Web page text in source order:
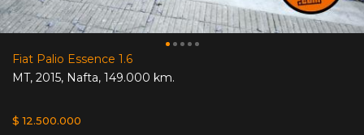
Fiat Palio Essence 1.6
MT, 2015, Nafta, 149.000 km.
$ 12.500.000